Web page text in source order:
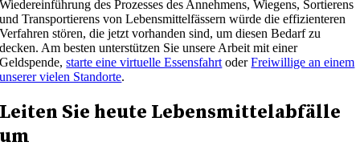
Wiedereinführung des Prozesses des Annehmens, Wiegens, Sortierens
und Transportierens von Lebensmittelfässern würde die effizienteren
Verfahren stören, die jetzt vorhanden sind, um diesen Bedarf zu
decken. Am besten unterstützen Sie unsere Arbeit mit einer
Geldspende,starte eine virtuelle Essensfahrt oderFreiwillige an einem
unserer vielen Standorte.
Leiten Sie heute Lebensmittelabfälle
um